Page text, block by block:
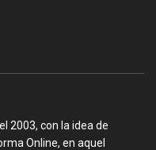
2003, con la idea de
Online, en aquel